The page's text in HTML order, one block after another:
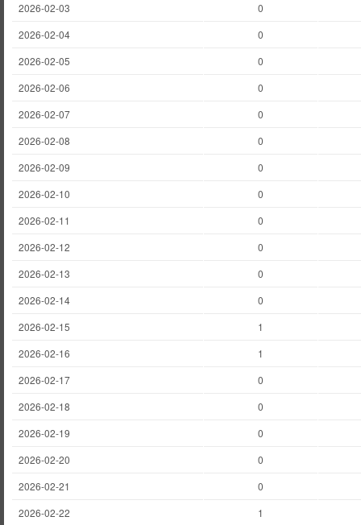
2026-02-03
0
2026-02-04
0
2026-02-05
0
2026-02-06
0
2026-02-07
0
2026-02-08
0
2026-02-09
0
2026-02-10
0
2026-02-11
0
2026-02-12
0
2026-02-13
0
2026-02-14
0
2026-02-15
1
2026-02-16
1
2026-02-17
0
2026-02-18
0
2026-02-19
0
2026-02-20
0
2026-02-21
0
2026-02-22
1